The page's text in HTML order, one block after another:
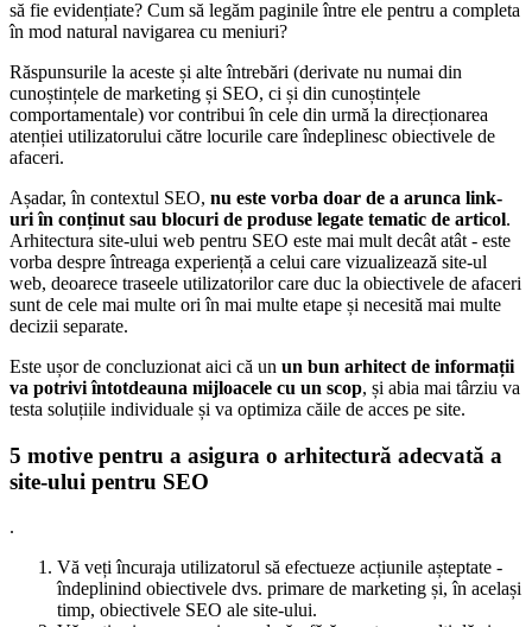
să fie evidențiate? Cum să legăm paginile între ele pentru a completa
în mod natural navigarea cu meniuri?
Răspunsurile la aceste și alte întrebări (derivate nu numai din
cunoștințele de marketing și SEO, ci și din cunoștințele
comportamentale) vor contribui în cele din urmă la direcționarea
atenției utilizatorului către locurile care îndeplinesc obiectivele de
afaceri.
Așadar, în contextul SEO, nu este vorba doar de a arunca link-
uri în conținut sau blocuri de produse legate tematic de articol.
Arhitectura site-ului web pentru SEO este mai mult decât atât - este
vorba despre întreaga experiență a celui care vizualizează site-ul
web, deoarece traseele utilizatorilor care duc la obiectivele de afaceri
sunt de cele mai multe ori în mai multe etape și necesită mai multe
decizii separate.
Este ușor de concluzionat aici că un un bun arhitect de informații
va potrivi întotdeauna mijloacele cu un scop, și abia mai târziu va
testa soluțiile individuale și va optimiza căile de acces pe site.
5 motive pentru a asigura o arhitectură adecvată a
site-ului pentru SEO
.
Vă veți încuraja utilizatorul să efectueze acțiunile așteptate -
îndeplinind obiectivele dvs. primare de marketing și, în același
timp, obiectivele SEO ale site-ului.